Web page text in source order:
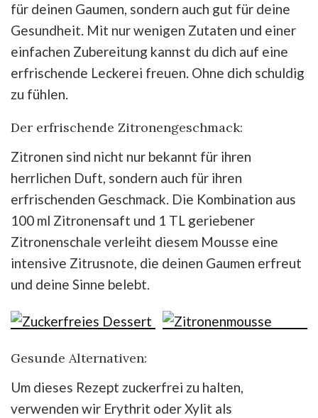
für deinen Gaumen, sondern auch gut für deine
Gesundheit. Mit nur wenigen Zutaten und einer
einfachen Zubereitung kannst du dich auf eine
erfrischende Leckerei freuen. Ohne dich schuldig
zu fühlen.
Der erfrischende Zitronengeschmack:
Zitronen sind nicht nur bekannt für ihren
herrlichen Duft, sondern auch für ihren
erfrischenden Geschmack. Die Kombination aus
100 ml Zitronensaft und 1 TL geriebener
Zitronenschale verleiht diesem Mousse eine
intensive Zitrusnote, die deinen Gaumen erfreut
und deine Sinne belebt.
Gesunde Alternativen:
Um dieses Rezept zuckerfrei zu halten,
verwenden wir Erythrit oder Xylit als